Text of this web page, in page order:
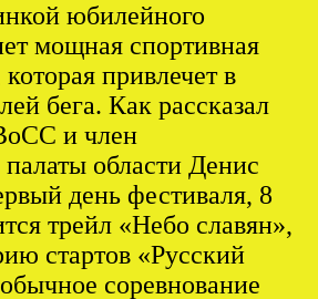
юбилейного
мощная спортивная
привлечет в
бега. Как рассказал
и член
области Денис
день фестиваля, 8
трейл «Небо славян»,
стартов «Русский
соревнование